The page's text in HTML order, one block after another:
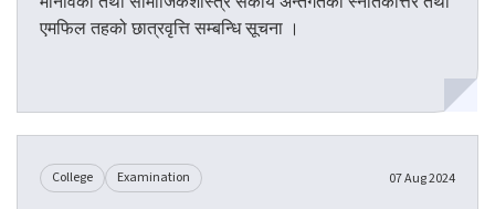
एमफिल तहको छात्रवृत्ति सम्बन्धि सूचना ।
College Examination 07 Aug 2024